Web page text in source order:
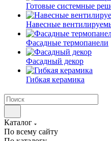
Готовые системные
Навесные
Фасадные термопанели
Фасадный декор
Гибкая керамика
Каталог
По всему сайту